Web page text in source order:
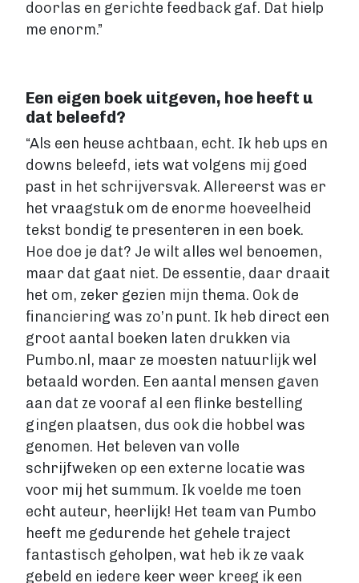
doorlas en gerichte feedback gaf. Dat hielp
me enorm.”
Een eigen boek uitgeven, hoe heeft u
dat beleefd?
“Als een heuse achtbaan, echt. Ik heb ups en
downs beleefd, iets wat volgens mij goed
past in het schrijversvak. Allereerst was er
het vraagstuk om de enorme hoeveelheid
tekst bondig te presenteren in een boek.
Hoe doe je dat? Je wilt alles wel benoemen,
maar dat gaat niet. De essentie, daar draait
het om, zeker gezien mijn thema. Ook de
financiering was zo’n punt. Ik heb direct een
groot aantal boeken laten drukken via
Pumbo.nl, maar ze moesten natuurlijk wel
betaald worden. Een aantal mensen gaven
aan dat ze vooraf al een flinke bestelling
gingen plaatsen, dus ook die hobbel was
genomen. Het beleven van volle
schrijfweken op een externe locatie was
voor mij het summum. Ik voelde me toen
echt auteur, heerlijk! Het team van Pumbo
heeft me gedurende het gehele traject
fantastisch geholpen, wat heb ik ze vaak
gebeld en iedere keer weer kreeg ik een